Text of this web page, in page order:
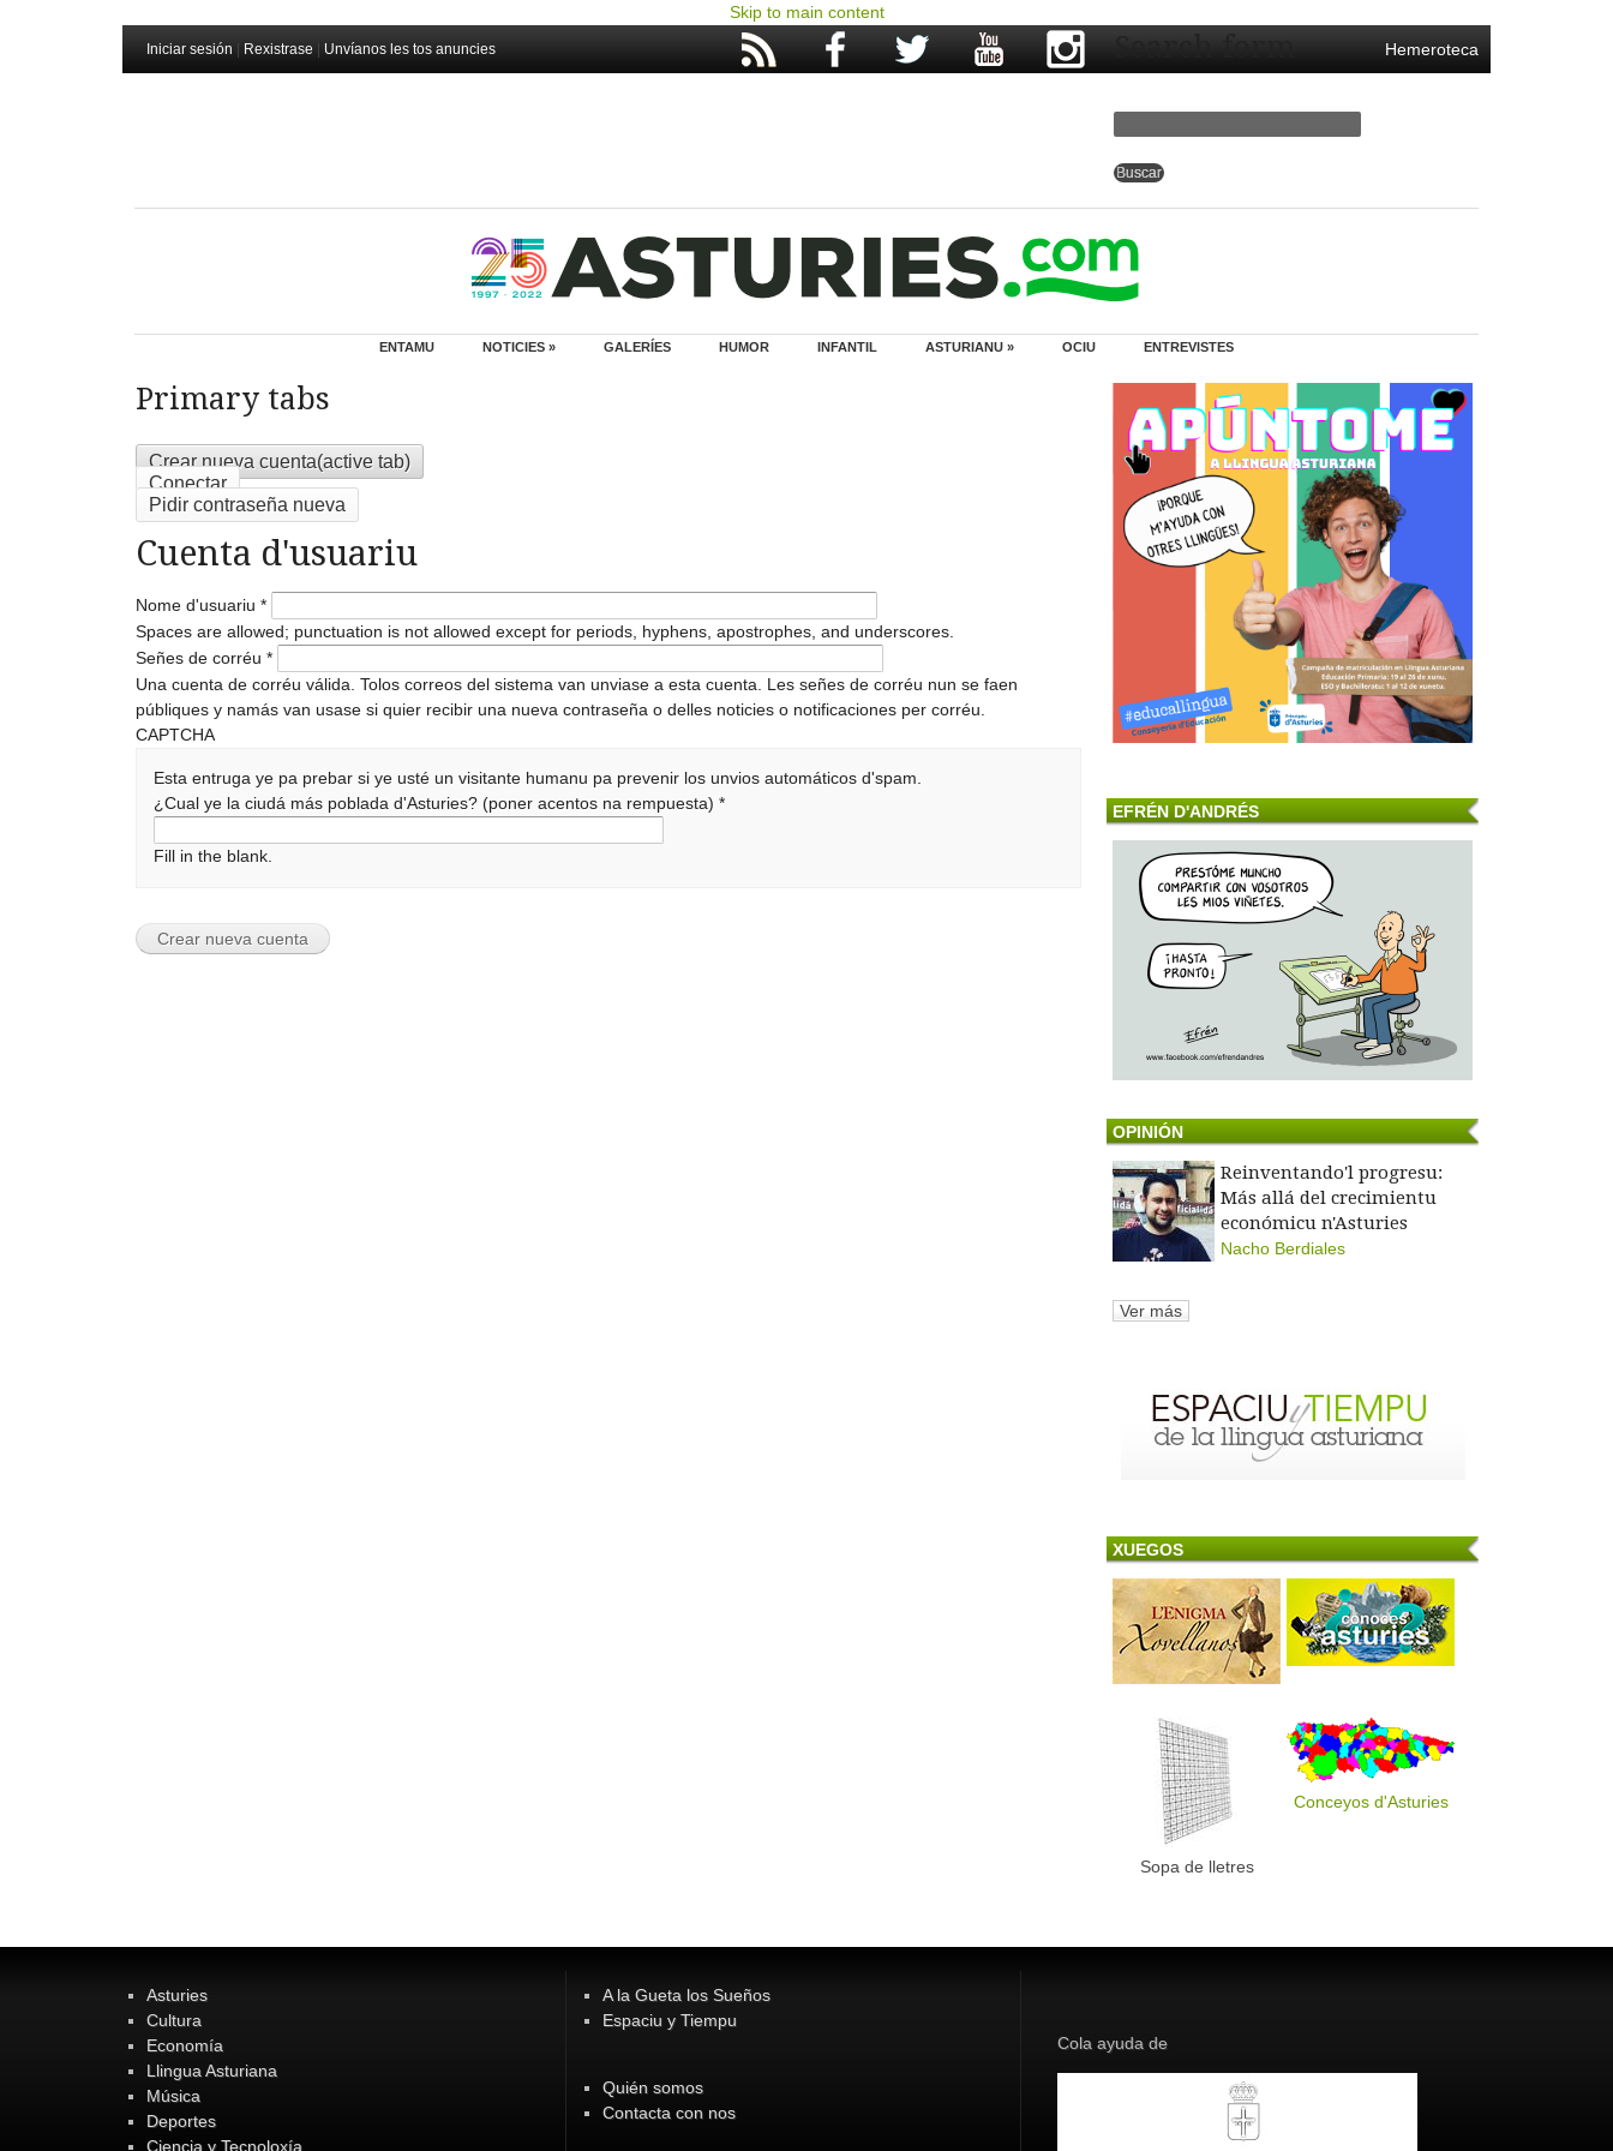
Skip to main content
Iniciar sesión Rexistrase Unvíanos les tos anuncies Hemeroteca
Search form
ENTAMU NOTICIES » GALERÍES HUMOR INFANTIL ASTURIANU » OCIU ENTREVISTES
Primary tabs
Crear nueva cuenta(active tab)
Conectar
Pidir contraseña nueva
Cuenta d'usuariu
Nome d'usuariu *
Spaces are allowed; punctuation is not allowed except for periods, hyphens, apostrophes, and underscores.
Señes de corréu *
Una cuenta de corréu válida. Tolos correos del sistema van unviase a esta cuenta. Les señes de corréu nun se faen
públiques y namás van usase si quier recibir una nueva contraseña o delles noticies o notificaciones per corréu.
CAPTCHA
Esta entruga ye pa prebar si ye usté un visitante humanu pa prevenir los unvios automáticos d'spam.
¿Cual ye la ciudá más poblada d'Asturies? (poner acentos na rempuesta)*
Fill in the blank.
EFRÉN D'ANDRÉS
OPINIÓN
Reinventando'l progresu:
Más allá del crecimientu
económicu n'Asturies
Nacho Berdiales
Ver más
XUEGOS
Sopa de lletres
Conceyos d'Asturies
Asturies
Cultura
Economía
Llingua Asturiana
Música
Deportes
Ciencia y Tecnoloxía
A la Gueta los Sueños
Espaciu y Tiempu
Quién somos
Contacta con nos
Cola ayuda de